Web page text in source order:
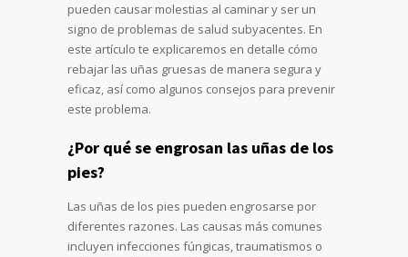
pueden causar molestias al caminar y ser un
signo de problemas de salud subyacentes. En
este artículo te explicaremos en detalle cómo
rebajar las uñas gruesas de manera segura y
eficaz, así como algunos consejos para prevenir
este problema.
¿Por qué se engrosan las uñas de los
pies?
Las uñas de los pies pueden engrosarse por
diferentes razones. Las causas más comunes
incluyen infecciones fúngicas, traumatismos o